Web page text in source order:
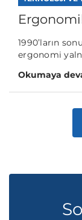
1990’ların
ergonomi
Okumaya